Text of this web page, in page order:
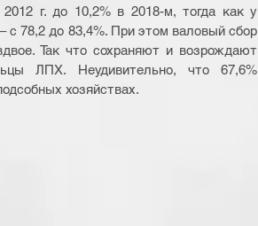
г. до 10,2% в 2018-м, тогда как у
с 78,2 до 83,4%. При этом валовый сбор
Так что сохраняют и возрождают
ЛПХ. Неудивительно, что 67,6%
хозяйствах.